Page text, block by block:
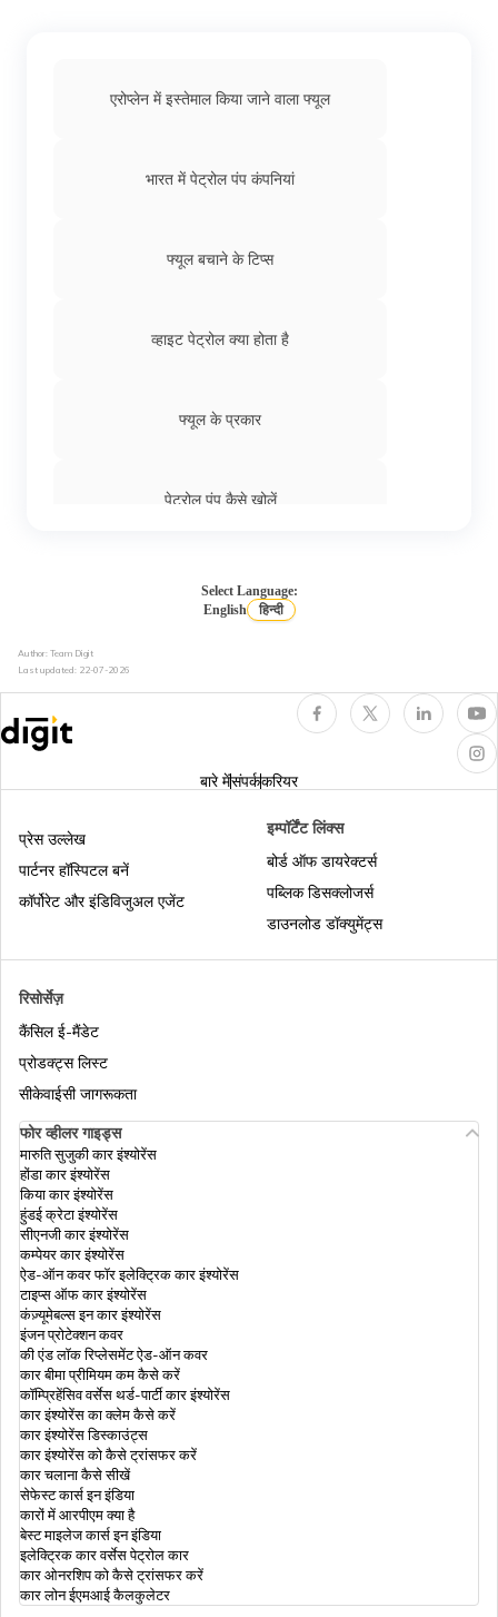
एरोप्लेन में इस्तेमाल किया जाने वाला फ्यूल
भारत में पेट्रोल पंप कंपनियां
फ्यूल बचाने के टिप्स
व्हाइट पेट्रोल क्या होता है
फ्यूल के प्रकार
पेट्रोल पंप कैसे खोलें
Select Language:
English
हिन्दी
Author: Team Digit
Last updated: 22-07-2026
बारे मेंसंपर्ककरियर
रिसोर्सेज़
कैंसिल ई-मैंडेट
प्रोडक्ट्स लिस्ट
सीकेवाईसी जागरूकता
प्रेस उल्लेख
पार्टनर हॉस्पिटल बनें
कॉर्पोरेट और इंडिविजुअल एजेंट
इम्पॉर्टेंट लिंक्स
बोर्ड ऑफ डायरेक्टर्स
पब्लिक डिसक्लोजर्स
डाउनलोड डॉक्युमेंट्स
फोर व्हीलर गाइड्स
मारुति सुजुकी कार इंश्योरेंस
होंडा कार इंश्योरेंस
किया कार इंश्योरेंस
हुंडई क्रेटा इंश्योरेंस
सीएनजी कार इंश्योरेंस
कम्पेयर कार इंश्योरेंस
ऐड-ऑन कवर फॉर इलेक्ट्रिक कार इंश्योरेंस
टाइप्स ऑफ कार इंश्योरेंस
कंज़्यूमेबल्स इन कार इंश्योरेंस
इंजन प्रोटेक्शन कवर
की एंड लॉक रिप्लेसमेंट ऐड-ऑन कवर
कार बीमा प्रीमियम कम कैसे करें
कॉम्प्रिहेंसिव वर्सेस थर्ड-पार्टी कार इंश्योरेंस
कार इंश्योरेंस का क्लेम कैसे करें
कार इंश्योरेंस डिस्काउंट्स
कार इंश्योरेंस को कैसे ट्रांसफर करें
कार चलाना कैसे सीखें
सेफेस्ट कार्स इन इंडिया
कारों में आरपीएम क्या है
बेस्ट माइलेज कार्स इन इंडिया
इलेक्ट्रिक कार वर्सेस पेट्रोल कार
कार ओनरशिप को कैसे ट्रांसफर करें
कार लोन ईएमआई कैलकुलेटर